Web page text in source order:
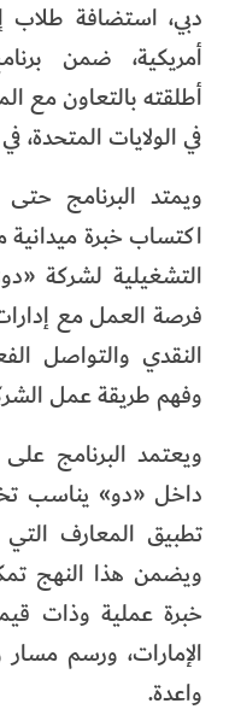
دبي، استضافة طلاب
أطلقته بالتعاون مع
في الولايات المتحدة،
اكتساب خبرة
فرصة العمل مع
النقدي والتواصل
وفهم طريقة عمل
ويعتمد البرنامج
داخل «دو» يناسب
تطبيق المعارف
ويضمن هذا النهج
خبرة عملية وذات
الإمارات، ورسم
واعدة.